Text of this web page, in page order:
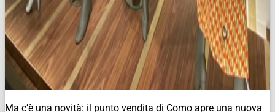
Ma c’è una novità: il punto vendita di Como apre una nuova